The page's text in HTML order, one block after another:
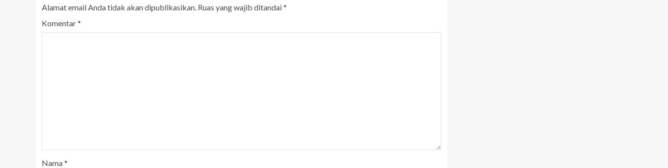
Alamat email Anda tidak akan dipublikasikan. Ruas yang wajib ditandai*
Komentar*
Nama*